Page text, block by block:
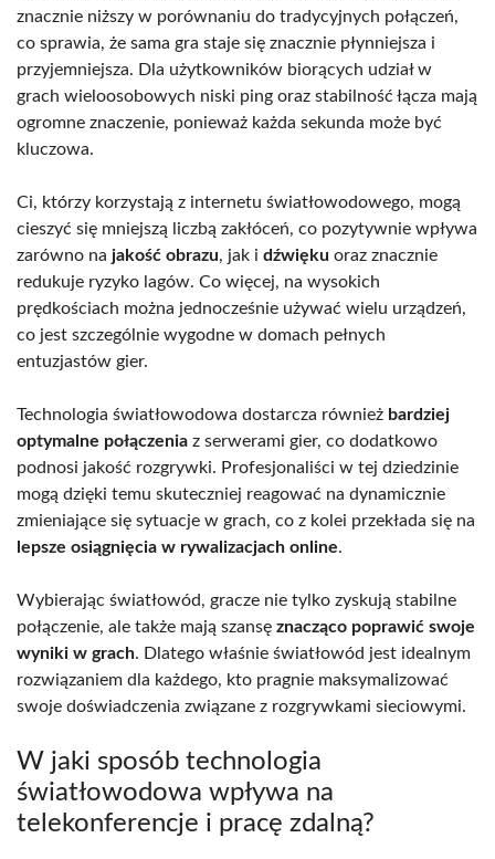
znacznie niższy w porównaniu do tradycyjnych połączeń,
co sprawia, że sama gra staje się znacznie płynniejsza i
przyjemniejsza. Dla użytkowników biorących udział w
grach wieloosobowych niski ping oraz stabilność łącza mają
ogromne znaczenie, ponieważ każda sekunda może być
kluczowa.
Ci, którzy korzystają z internetu światłowodowego, mogą
cieszyć się mniejszą liczbą zakłóceń, co pozytywnie wpływa
zarówno na jakość obrazu, jak i dźwięku oraz znacznie
redukuje ryzyko lagów. Co więcej, na wysokich
prędkościach można jednocześnie używać wielu urządzeń,
co jest szczególnie wygodne w domach pełnych
entuzjastów gier.
Technologia światłowodowa dostarcza również bardziej
optymalne połączenia z serwerami gier, co dodatkowo
podnosi jakość rozgrywki. Profesjonaliści w tej dziedzinie
mogą dzięki temu skuteczniej reagować na dynamicznie
zmieniające się sytuacje w grach, co z kolei przekłada się na
lepsze osiągnięcia w rywalizacjach online.
Wybierając światłowód, gracze nie tylko zyskują stabilne
połączenie, ale także mają szansę znacząco poprawić swoje
wyniki w grach. Dlatego właśnie światłowód jest idealnym
rozwiązaniem dla każdego, kto pragnie maksymalizować
swoje doświadczenia związane z rozgrywkami sieciowymi.
W jaki sposób technologia
światłowodowa wpływa na
telekonferencje i pracę zdalną?